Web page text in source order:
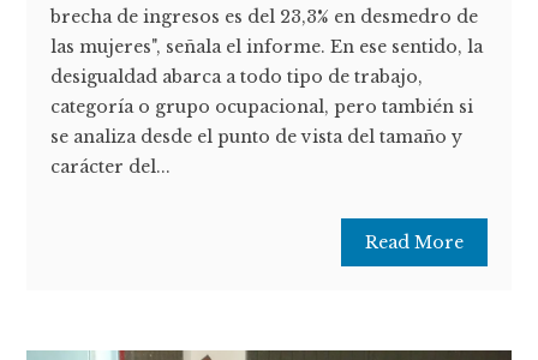
brecha de ingresos es del 23,3% en desmedro de
las mujeres", señala el informe. En ese sentido, la
desigualdad abarca a todo tipo de trabajo,
categoría o grupo ocupacional, pero también si
se analiza desde el punto de vista del tamaño y
carácter del...
Read More